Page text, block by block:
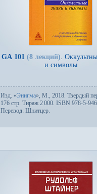
GA 101 (8 лекций).
и символы
Изд. «Энигма», М., 2018. Твер­дый
176 стр. Тираж 2000. ISBN 978-5-
Пере­вод: Шнитцер.